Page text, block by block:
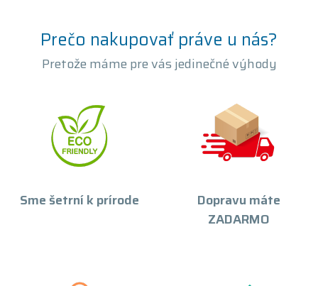
Prečo nakupovať práve u nás?
Pretože máme pre vás jedinečné výhody
Sme šetrní k prírode
Dopravu máte
ZADARMO